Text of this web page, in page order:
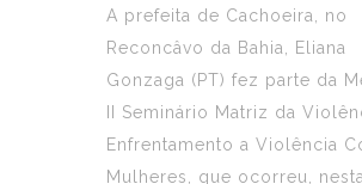
A prefeita de Cachoeira, no
Reconcâvo da Bahia, Eliana
Gonzaga (PT) fez parte da
II Seminário Matriz da
Enfrentamento a Violência
Mulheres, que ocorreu,